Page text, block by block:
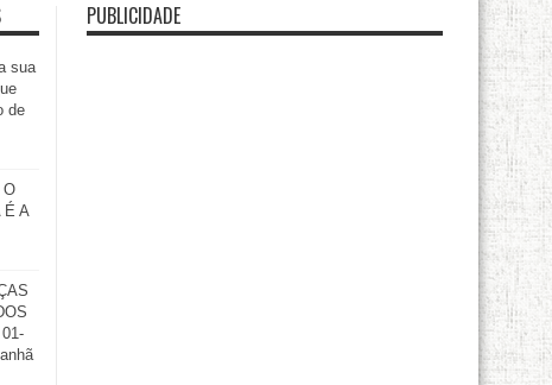
sua
de
O
É A
PUBLICIDADE